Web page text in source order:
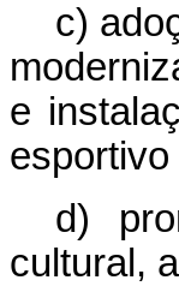
c)
e
d)
cultural,